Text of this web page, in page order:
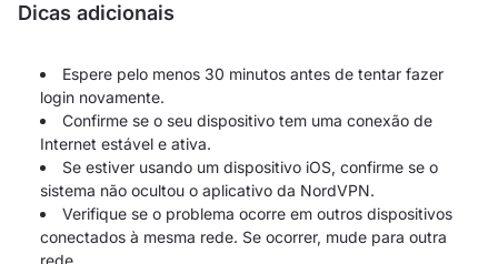
Dicas adicionais
Espere pelo menos 30 minutos antes de tentar fazer
login novamente.
Confirme se o seu dispositivo tem uma conexão de
Internet estável e ativa.
Se estiver usando um dispositivo iOS, confirme se o
sistema não ocultou o aplicativo da NordVPN.
Verifique se o problema ocorre em outros dispositivos
conectados à mesma rede. Se ocorrer, mude para outra
rede.